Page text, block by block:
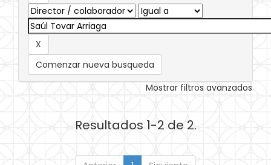
Comenzar nueva busqueda
Mostrar filtros avanzados
Resultados 1-2 de 2.